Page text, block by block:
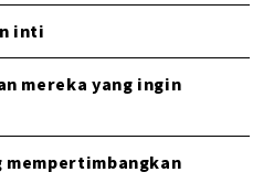
inti
mereka yang ingin
mempertimbangkan